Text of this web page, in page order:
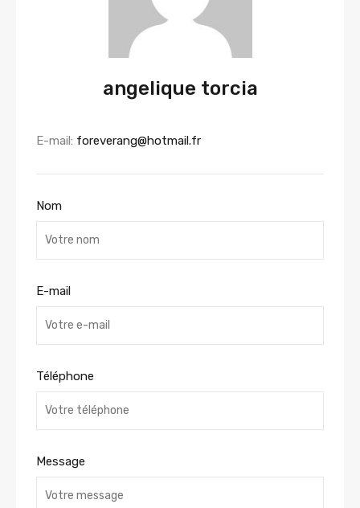
angelique torcia
E-mail: foreverang@hotmail.fr
Nom
E-mail
Téléphone
Message